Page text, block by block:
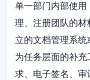
单一部门内部使
理、注册团队的
立的文档管理系
为任务层面的补
求、电子签名、